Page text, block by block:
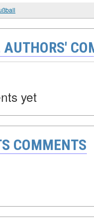
AUTHORS'
yet
COMMENTS